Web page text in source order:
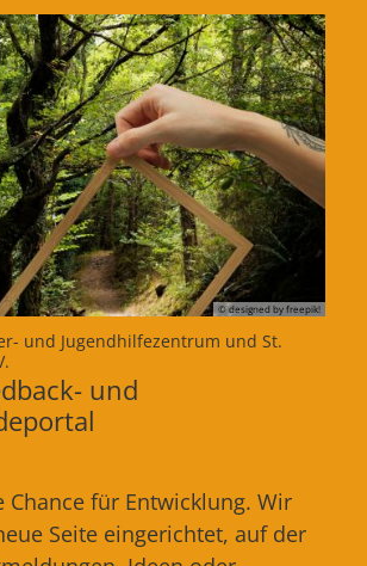
© designed by freepik!
und Jugendhilfezentrum und St.
und
Chance für Entwicklung. Wir
Seite eingerichtet, auf der